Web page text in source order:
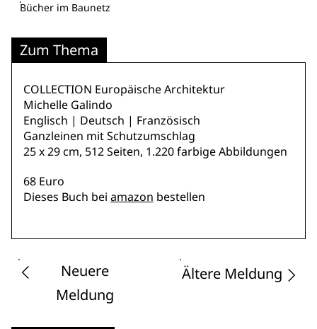
Bücher im Baunetz
Zum Thema
COLLECTION Europäische Architektur
Michelle Galindo
Englisch | Deutsch | Französisch
Ganzleinen mit Schutzumschlag
25 x 29 cm, 512 Seiten, 1.220 farbige Abbildungen
68 Euro
Dieses Buch bei amazon bestellen
Neuere
Meldung
Ältere Meldung